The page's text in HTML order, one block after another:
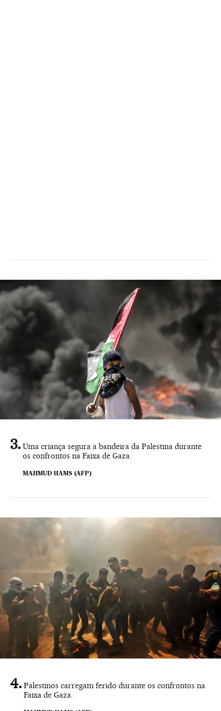
Uma criança segura a bandeira da Palestina durante
os confrontos na Faixa de Gaza.
MAHMUD HAMS (AFP)
Palestinos carregam ferido durante os confrontos na
Faixa de Gaza.